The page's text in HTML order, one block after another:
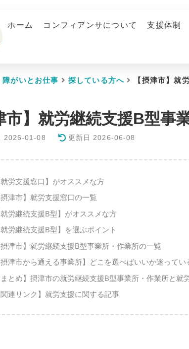
ホーム コンフィアンサについて 支援体制
障がいとお仕事 探している方へ 【摂津市】就
市】就労継続支援B型
2026-01-08 更新日 2026-06-08
就労支援窓口】がオススメな方
摂津市】就労支援窓口の一覧
就労継続支援B型】がオススメな方
就労継続支援B型】を選ぶポイント
摂津市】就労継続支援B型事業所・作業所の一覧
摂津市から通える事業所】どこを選べばいいか迷ってい
まとめ】摂津市の就労継続支援B型事業所・作業所と就
関連リンク】就労支援に関する記事